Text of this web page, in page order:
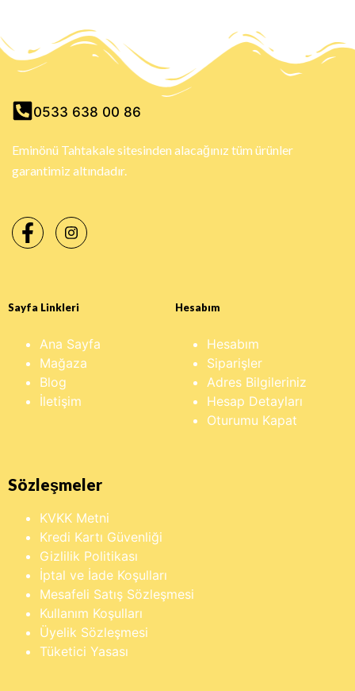
0533 638 00 86
Eminönü Tahtakale sitesinden alacağınız tüm ürünler
garantimiz altındadır.
Sayfa Linkleri
Ana Sayfa
Mağaza
Blog
İletişim
Hesabım
Hesabım
Siparişler
Adres Bilgileriniz
Hesap Detayları
Oturumu Kapat
Sözleşmeler
KVKK Metni
Kredi Kartı Güvenliği
Gizlilik Politikası
İptal ve İade Koşulları
Mesafeli Satış Sözleşmesi
Kullanım Koşulları
Üyelik Sözleşmesi
Tüketici Yasası